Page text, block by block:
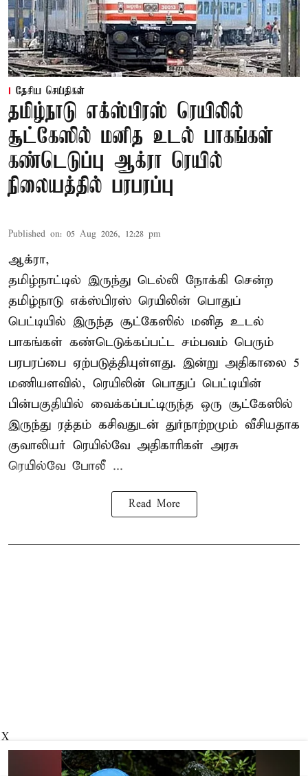
தேசிய செய்திகள்
தமிழ்நாடு எக்ஸ்பிரஸ் ரெயிலில்
சூட்கேஸில் மனித உடல் பாகங்கள்
கண்டெடுப்பு ஆக்ரா ரெயில்
நிலையத்தில் பரபரப்பு
Published on: 05 Aug 2026, 12:28 pm
ஆக்ரா,
தமிழ்நாட்டில் இருந்து டெல்லி நோக்கி சென்ற
தமிழ்நாடு எக்ஸ்பிரஸ் ரெயிலின் பொதுப்
பெட்டியில் இருந்த சூட்கேஸில் மனித உடல்
பாகங்கள் கண்டெடுக்கப்பட்ட சம்பவம் பெரும்
பரபரப்பை ஏற்படுத்தியுள்ளது. இன்று அதிகாலை 5
மணியளவில், ரெயிலின் பொதுப் பெட்டியின்
பின்பகுதியில் வைக்கப்பட்டிருந்த ஒரு சூட்கேஸில்
இருந்து ரத்தம் கசிவதுடன் துர்நாற்றமும் வீசியதாக
குவாலியர் ரெயில்வே அதிகாரிகள் அரசு
ரெயில்வே போலீ ...
Read More
X